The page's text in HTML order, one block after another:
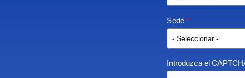
Sede *
Introduzca el